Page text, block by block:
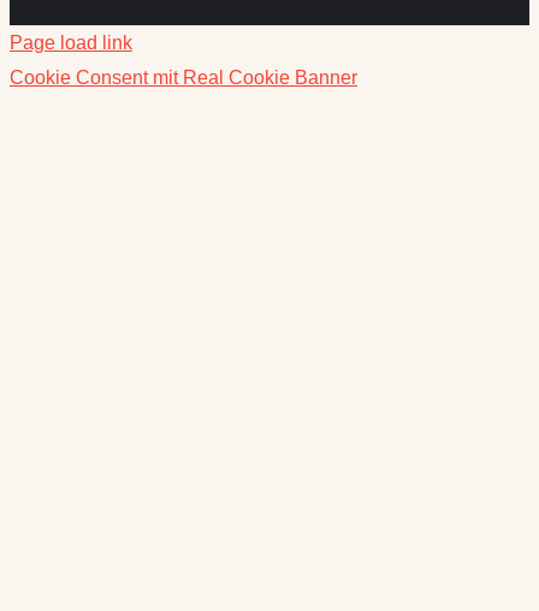
Page load link
Cookie Consent mit Real Cookie Banner